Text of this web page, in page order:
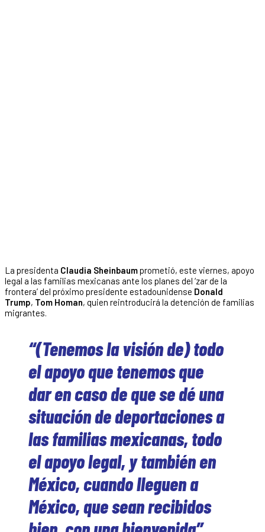
La presidenta Claudia Sheinbaumprometió, este viernes, apoyo
legal a las familias mexicanas ante los planes del ‘zar de la
frontera’ del próximo presidente estadounidense Donald
Trump, Tom Homan, quien reintroducirá la detención de familias
migrantes.
“(Tenemos la visión de) todo
el apoyo que tenemos que
dar en caso de que se dé una
situación de deportaciones a
las familias mexicanas, todo
el apoyo legal, y también en
México, cuando lleguen a
México, que sean recibidos